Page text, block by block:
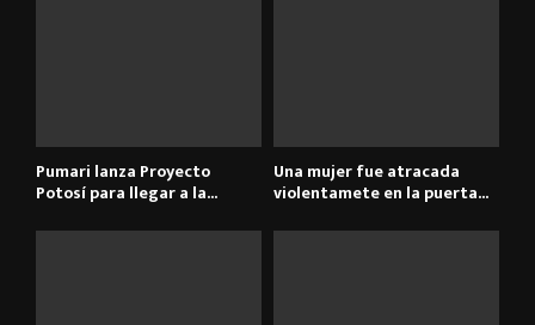
Pumari lanza Proyecto
Potosí para llegar a la...
Una mujer fue atracada
violentamete en la puerta...